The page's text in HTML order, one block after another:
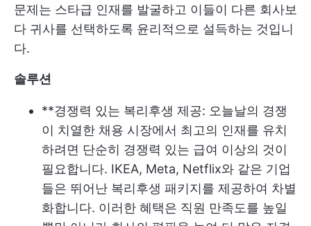
문제는 스타급 인재를 발굴하고 이들이 다른 회사보
다 귀사를 선택하도록 윤리적으로 설득하는 것입니
다.
솔루션
**경쟁력 있는 복리후생 제공: 오늘날의 경쟁
이 치열한 채용 시장에서 최고의 인재를 유치
하려면 단순히 경쟁력 있는 급여 이상의 것이
필요합니다. IKEA, Meta, Netflix와 같은 기업
들은 뛰어난 복리후생 패키지를 제공하여 차별
화합니다. 이러한 혜택은 직원 만족도를 높일